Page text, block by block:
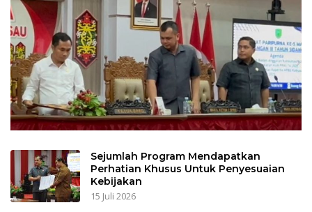
Sejumlah Program Mendapatkan
Perhatian Khusus Untuk Penyesuaian
Kebijakan
15 Juli 2026